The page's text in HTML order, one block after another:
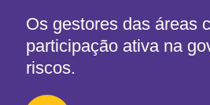
Os gestores das áreas
participação ativa na
riscos.